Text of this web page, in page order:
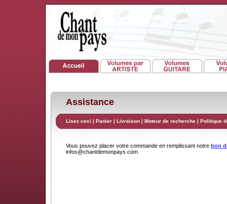
Assistance
Lisez ceci | Panier | Livraison | Moteur de recherche | Politique
Vous pouvez placer votre commande en remplissant notre bon
infos@chantdemonpays.com